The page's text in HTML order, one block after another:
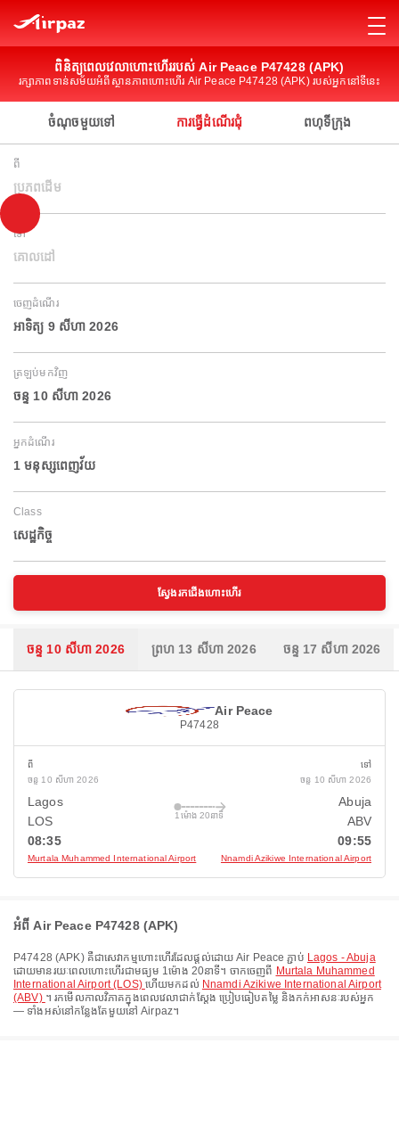
ពិនិត្យពេលវេលាហោះហើររបស់ Air Peace P47428 (APK)
រក្សាភាពទាន់សម័យអំពីស្ថានភាពហោះហើរ Air Peace P47428 (APK) របស់អ្នកនៅទីនេះ
ចំណុចមួយទៅ ការធ្វើដំណើរជុំ ពហុទីក្រុង
ពី
ប្រភពដើម
ទៅ
គោលដៅ
ចេញដំណើរ
អាទិត្យ 9 សីហា 2026
ត្រឡប់មកវិញ
ចន្ទ 10 សីហា 2026
អ្នកដំណើរ
1 មនុស្សពេញវ័យ
Class
សេដ្ឋកិច្ច
ស្វែងរកជើងហោះហើរ
ចន្ទ 10 សីហា 2026 ព្រហ 13 សីហា 2026 ចន្ទ 17 សីហា 2026
Air Peace
P47428
ពី
ចន្ទ 10 សីហា 2026
Lagos
LOS
08:35
Murtala Muhammed International Airport
1ម៉ោង 20នាទី
ទៅ
ចន្ទ 10 សីហា 2026
Abuja
ABV
09:55
Nnamdi Azikiwe International Airport
អំពី Air Peace P47428 (APK)
P47428 (APK) គឺជាសេវាកម្មហោះហើរដែលផ្តល់ដោយAir Peace ភ្ជាប់ Lagos - Abuja
ដោយមានរយៈពេលហោះហើរជាមធ្យម 1ម៉ោង 20នាទី។ ចាកចេញពី Murtala Muhammed
International Airport (LOS) ហើយមកដល់ Nnamdi Azikiwe International Airport
(ABV) ។ រកមើលកាលវិភាគក្នុងពេលវេលាជាក់ស្តែង ប្រៀបធៀបតម្លៃ និងកក់អាសនៈរបស់អ្នក
— ទាំងអស់នៅកន្លែងតែមួយនៅ Airpaz។